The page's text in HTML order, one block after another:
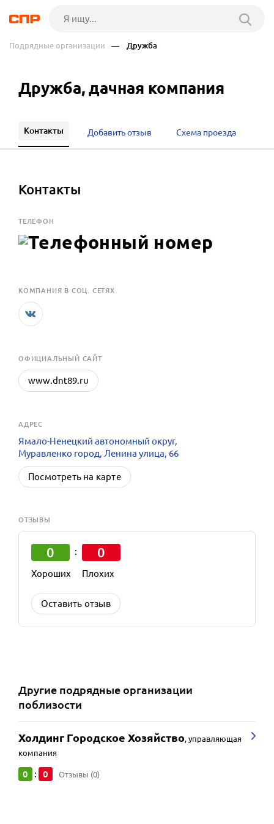
Подрядные организации — Дружба
Дружба, дачная компания
Контакты Добавить отзыв Схема проезда
Контакты
ТЕЛЕФОН
КОМПАНИЯ В СОЦ. СЕТЯХ
OФИЦИАЛЬНЫЙ САЙТ
www.dnt89.ru
АДРЕС
Ямало-Ненецкий автономный округ,
Муравленко город, Ленина улица, 66
Посмотреть на карте
ОТЗЫВЫ
0
Хороших
: 0
Плохих
Оставить отзыв
Другие подрядные организации
поблизости
Холдинг Городское Хозяйство,управляющая
компания
0 : 0 Отзывы (0)